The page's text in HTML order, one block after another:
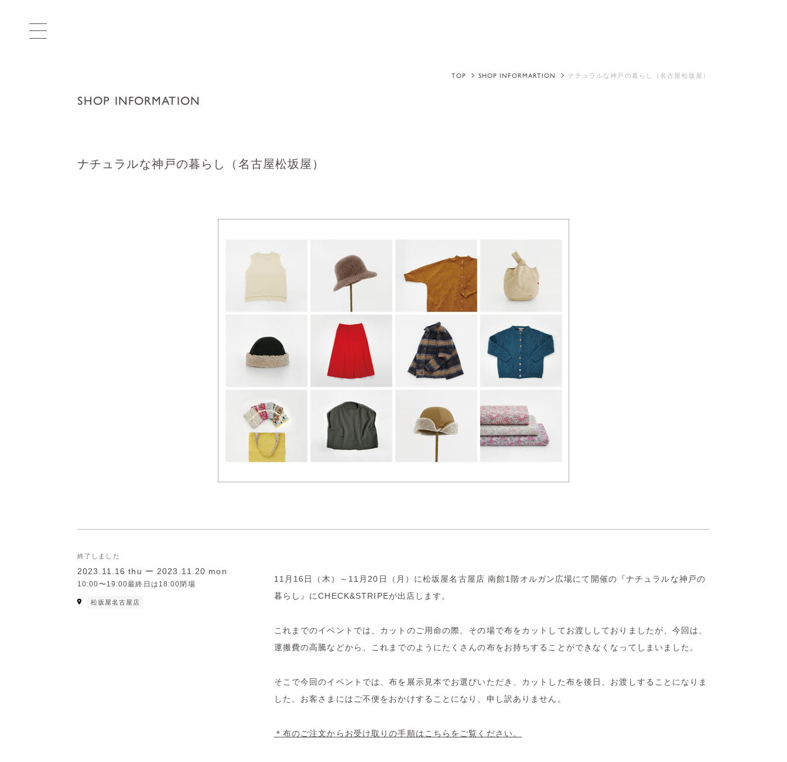
TOP SHOP INFORMARTION ナチュラルな神戸の暮らし（名古屋松坂屋）
SHOP INFORMATION
ナチュラルな神戸の暮らし（名古屋松坂屋）
終了しました
2023.11.16 thu ー 2023.11.20 mon
10:00〜19:00最終日は18:00閉場
松坂屋名古屋店
11月16日（木）～11月20日（月）に松坂屋名古屋店 南館1階オルガン広場にて開催の『ナチュラルな神戸の
暮らし』にCHECK&STRIPEが出店します。
これまでのイベントでは、カットのご用命の際、その場で布をカットしてお渡ししておりましたが、今回は、
運搬費の高騰などから、これまでのようにたくさんの布をお持ちすることができなくなってしまいました。
そこで今回のイベントでは、布を展示見本でお選びいただき、カットした布を後日、お渡しすることになりま
した。お客さまにはご不便をおかけすることになり、申し訳ありません。
＊布のご注文からお受け取りの手順はこちらをご覧ください。